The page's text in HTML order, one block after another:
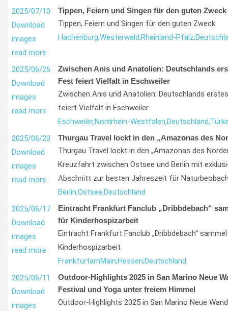
2025/07/10
Download
images
read more
Tippen, Feiern und Singen für den guten Zweck
Tippen, Feiern und Singen für den guten Zweck
Hachenburg;Westerwald;Rheinland-Pfalz;
2025/06/26
Download
images
read more
Zwischen Anis und Anatolien: Deutschlands
Fest feiert Vielfalt in Eschweiler
Zwischen Anis und Anatolien: Deutschlands
feiert Vielfalt in Eschweiler
Eschweiler,Nordrhein-Westfalen,Deutschland,
2025/06/20
Download
images
read more
Thurgau Travel lockt in den „Amazonas des
Thurgau Travel lockt in den „Amazonas des
Kreuzfahrt zwischen Ostsee und Berlin mit
Abschnitt zur besten Jahreszeit für
Berlin,Ostsee,Deutschland
2025/06/17
Download
images
read more
Eintracht Frankfurt Fanclub „Dribbdebach“
für Kinderhospizarbeit
Eintracht Frankfurt Fanclub „Dribbdebach“
Kinderhospizarbeit
FrankfurtamMain;Hessen;Deutschland
2025/06/11
Download
images
Outdoor-Highlights 2025 in San Marino Neue
Festival und Yoga unter freiem Himmel
Outdoor-Highlights 2025 in San Marino Neue